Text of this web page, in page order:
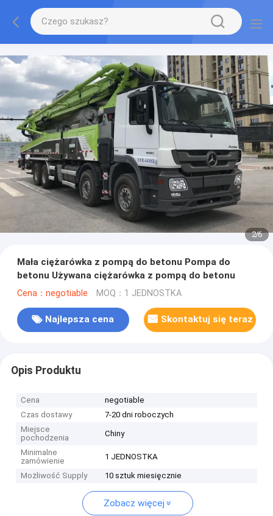
2/6
Mała ciężarówka z pompą do betonu Pompa do
betonu Używana ciężarówka z pompą do betonu
Cena：negotiable MOQ：1 JEDNOSTKA
Najlepsza cena Skontaktuj się teraz
Opis Produktu
Cena
negotiable
Czas dostawy
7-20 dni roboczych
Miejsce
pochodzenia
Chiny
Minimalne
zamówienie
1 JEDNOSTKA
Możliwość Supply 10 sztuk miesięcznie
Zobacz więcej